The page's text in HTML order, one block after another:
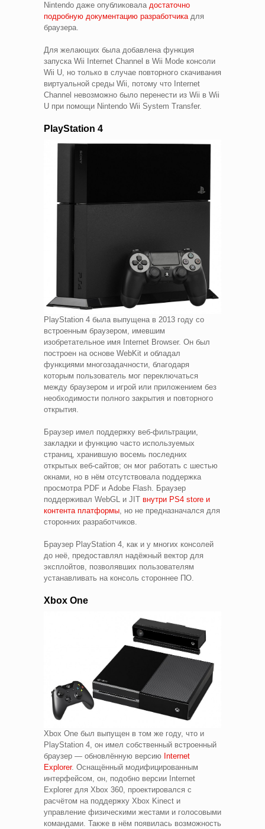
Nintendo даже опубликовала достаточно
подробную документацию разработчикадля
браузера.
Для желающих была добавлена функция
запуска Wii Internet Channel в Wii Mode консоли
Wii U, но только в случае повторного скачивания
виртуальной среды Wii, потому что Internet
Channel невозможно было перенести из Wii в Wii
U при помощи Nintendo Wii System Transfer.
PlayStation 4
PlayStation 4 была выпущена в 2013 году со
встроенным браузером, имевшим
изобретательное имя Internet Browser. Он был
построен на основе WebKit и обладал
функциями многозадачности, благодаря
которым пользователь мог переключаться
между браузером и игрой или приложением без
необходимости полного закрытия и повторного
открытия.
Браузер имел поддержку веб-фильтрации,
закладки и функцию часто используемых
страниц, хранившую восемь последних
открытых веб-сайтов; он мог работать с шестью
окнами, но в нём отсутствовала поддержка
просмотра PDF и Adobe Flash. Браузер
поддерживал WebGL и JIT внутри PS4 store и
контента платформы, но не предназначался для
сторонних разработчиков.
Браузер PlayStation 4, как и у многих консолей
до неё, предоставлял надёжный вектор для
эксплойтов, позволявших пользователям
устанавливать на консоль стороннее ПО.
Xbox One
Xbox One был выпущен в том же году, что и
PlayStation 4, он имел собственный встроенный
браузер — обновлённую версию Internet
Explorer. Оснащённый модифицированным
интерфейсом, он, подобно версии Internet
Explorer для Xbox 360, проектировался с
расчётом на поддержку Xbox Kinect и
управление физическими жестами и голосовыми
командами. Также в нём появилась возможность